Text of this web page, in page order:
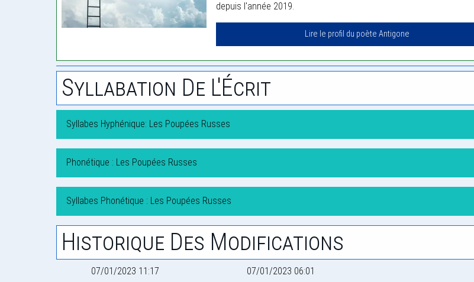
depuis l'année 2019.
Lire le profil du poète Antigone
Syllabation De L'Écrit
Syllabes Hyphénique: Les Poupées Russes
Phonétique : Les Poupées Russes
Syllabes Phonétique : Les Poupées Russes
Historique Des Modifications
07/01/2023 11:17 07/01/2023 06:01